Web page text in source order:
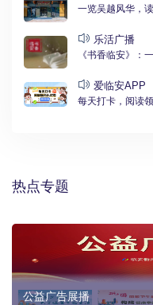
一览吴越风华，
乐活广播
《书香临安》：
爱临安APP
每天打卡，阅读
热点专题
公益广告展播